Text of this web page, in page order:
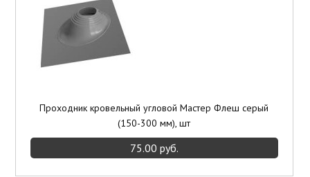
Проходник кровельный угловой Мастер Флеш серый
(150-300 мм), шт
75.00 руб.